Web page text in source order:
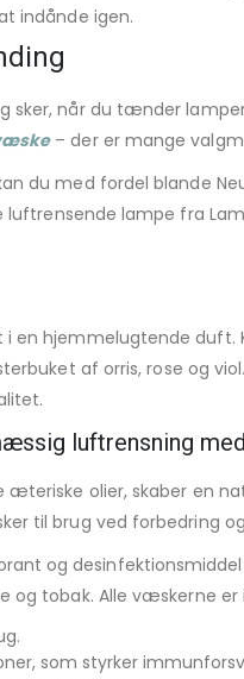
indånde igen.
sker, når du tænder
– der er mange
du med fordel blande
lampe fra
i en hjemmelugtende
af orris, rose og
luftrensning
æteriske olier, skaber en
til brug ved forbedring
og
tobak. Alle væskerne er
som styrker